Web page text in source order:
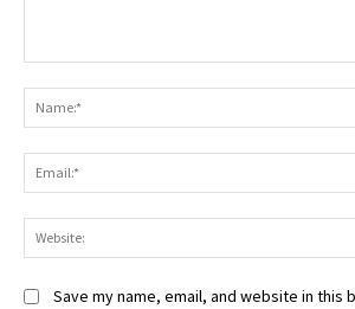
Save my name, email, and website in this